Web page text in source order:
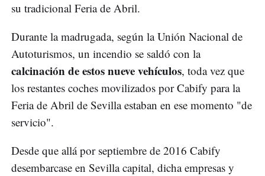
su tradicional Feria de Abril.
Durante la madrugada, según la Unión Nacional de
Autoturismos, un incendio se saldó con la
calcinación de estos nueve vehículos, toda vez que
los restantes coches movilizados por Cabify para la
Feria de Abril de Sevilla estaban en ese momento "de
servicio".
Desde que allá por septiembre de 2016 Cabify
desembarcase en Sevilla capital, dicha empresas y